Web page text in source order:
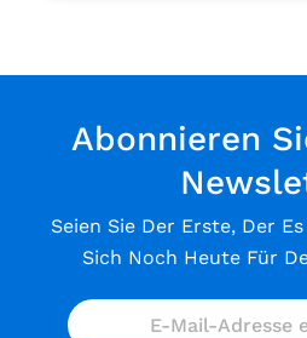
Abonnieren
Seien Sie Der Erste, Der
Sich Noch Heute Für